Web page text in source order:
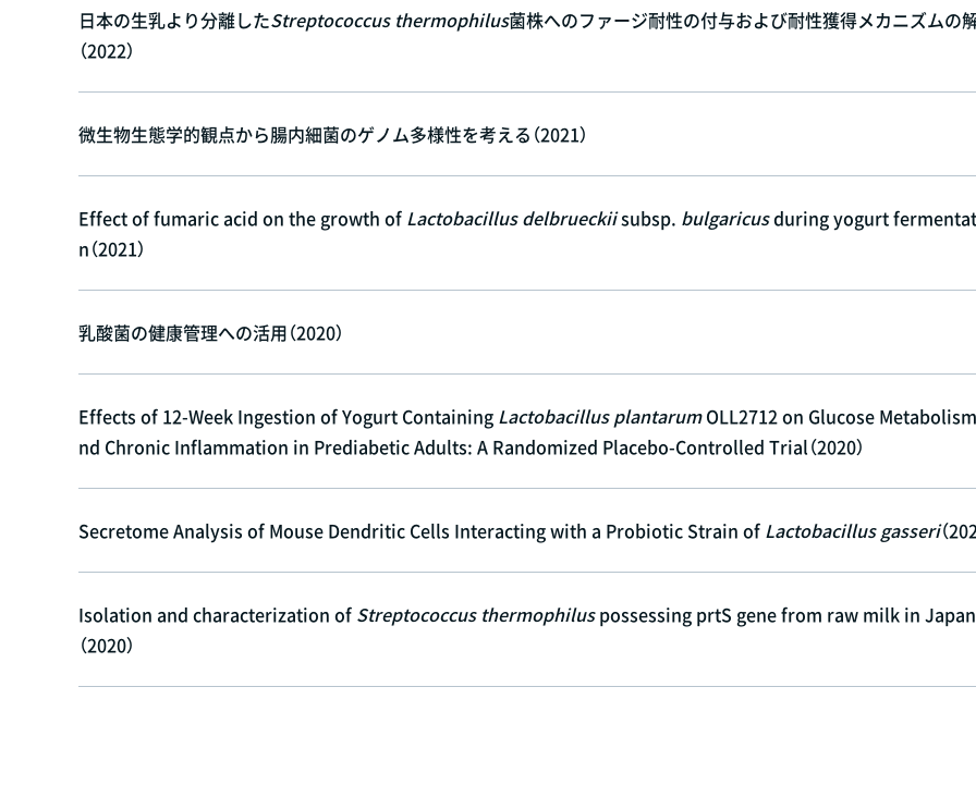
日本の生乳より分離したStreptococcus thermophilus菌株へのファージ耐性の付与および耐性獲得メカニズムの
（2022）
微生物生態学的観点から腸内細菌のゲノム多様性を考える（2021）
Effect of fumaric acid on the growth of Lactobacillus delbrueckiisubsp. bulgaricusduring yogurt
n（2021）
乳酸菌の健康管理への活用（2020）
Effects of 12-Week Ingestion of Yogurt Containing Lactobacillus plantarumOLL2712 on Glucose
nd Chronic Inflammation in Prediabetic Adults: A Randomized Placebo-Controlled Trial（2020）
Secretome Analysis of Mouse Dendritic Cells Interacting with a Probiotic Strain of Lactobacillus gasseri（
Isolation and characterization of Streptococcus thermophiluspossessing prtS gene from raw milk in
（2020）